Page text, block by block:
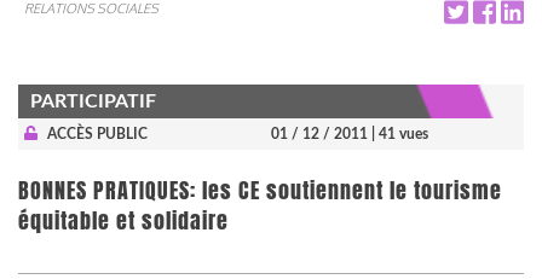
RELATIONS SOCIALES
PARTICIPATIF
ACCÈS PUBLIC 01 / 12 / 2011 | 41 vues
BONNES PRATIQUES: les CE soutiennent le tourisme
équitable et solidaire